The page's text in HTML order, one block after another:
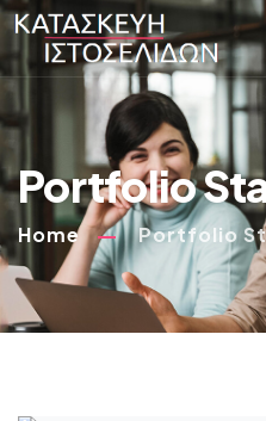
Portfolio
Home Portfolio